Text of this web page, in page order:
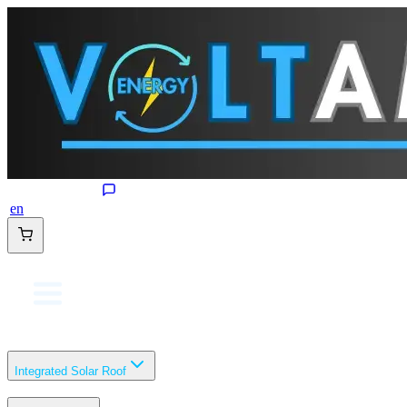
en
Integrated Solar Roof